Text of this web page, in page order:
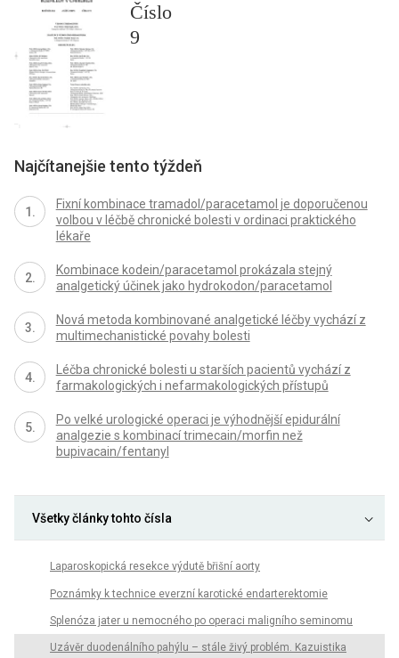
Číslo
9
Najčítanejšie tento týždeň
Fixní kombinace tramadol/paracetamol je doporučenou
volbou v léčbě chronické bolesti v ordinaci praktického
lékaře
Kombinace kodein/paracetamol prokázala stejný
analgetický účinek jako hydrokodon/paracetamol
Nová metoda kombinované analgetické léčby vychází z
multimechanistické povahy bolesti
Léčba chronické bolesti u starších pacientů vychází z
farmakologických i nefarmakologických přístupů
Po velké urologické operaci je výhodnější epidurální
analgezie s kombinací trimecain/morfin než
bupivacain/fentanyl
Všetky články tohto čísla
Laparoskopická resekce výdutě břišní aorty
Poznámky k technice everzní karotické endarterektomie
Splenóza jater u nemocného po operaci maligního seminomu
Uzávěr duodenálního pahýlu – stále živý problém. Kazuistika